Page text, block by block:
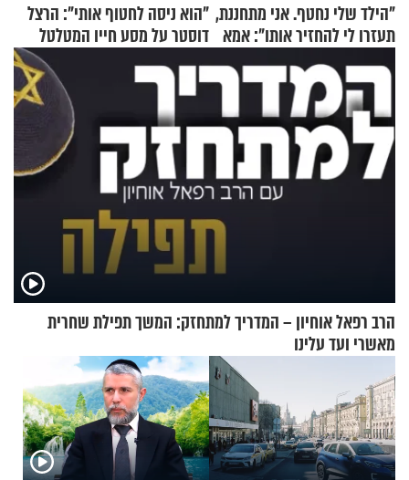
"הילד שלי נחטף. אני מתחננת,
תעזרו לי להחזיר אותו": אמא
של יובל בן ה-4 בריאיון דומע
"הוא ניסה לחטוף אותי": הרצל
דוסטר על מסע חייו המטלטל
הרב רפאל אוחיון – המדריך למתחזק: המשך תפילת שחרית
מאשרי ועד עלינו